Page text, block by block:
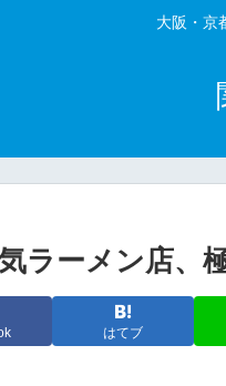
大阪・京
ラーメン店、
はてブ